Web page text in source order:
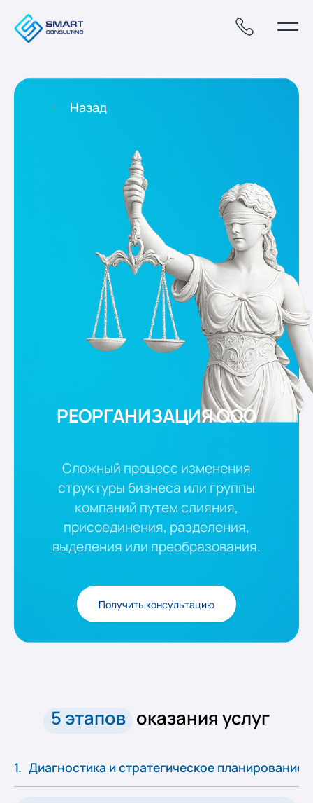
Назад
РЕОРГАНИЗАЦИЯ ООО
Сложный процесс изменения
структуры бизнеса или группы
компаний путем слияния,
присоединения, разделения,
выделения или преобразования.
Получить консультацию
5 этапов оказания услуг
Диагностика и стратегическое планирование